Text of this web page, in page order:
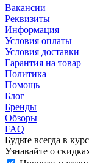
Вакансии
Реквизиты
Информация
Условия оплаты
Условия доставки
Гарантия на товар
Политика
Помощь
Блог
Бренды
Обзоры
FAQ
Будьте всегда в
Узнавайте о